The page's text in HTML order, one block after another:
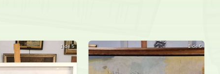
Lipao
1 de 5 1 de 5